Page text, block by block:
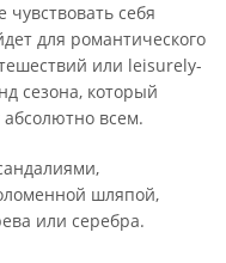
чувствовать себя
для романтического
или leisurely-
сезона, который
абсолютно всем.
шляпой,
или серебра.